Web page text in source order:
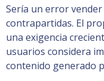
Sería un error
contrapartidas. El
una exigencia
usuarios considera
contenido generado